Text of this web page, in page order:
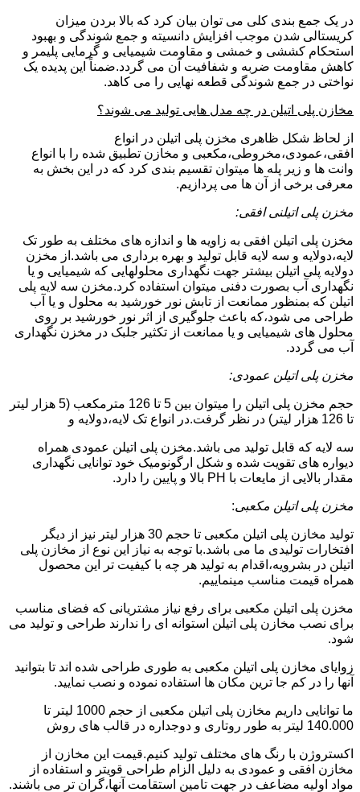
در یک جمع بندی کلی می توان بیان کرد که بالا بردن میزان
کریستالی شدن موجب افزایش دانسیته و جمع شوندگی و بهبود
استحکام کششی و خمشی و مقاومت شیمیایی و گرمایی پلیمر و
کاهش مقاومت ضربه و شفافیت آن می گردد.ضمناً این پدیده یک
نواختی در جمع شوندگی قطعه نهایی را می کاهد.
مخازن پلی اتیلن در چه مدل هایی تولید می شوند؟
از لحاظ شکل ظاهری مخزن پلی اتیلن در انواع
افقی،عمودی،مخروطی،مکعبی و مخازن تطبیق شده را با انواع
وانت ها و زیر پله ها میتوان تقسیم بندی کرد که در این بخش به
معرفی برخی از آن ها می پردازیم.
مخزن پلی اتیلنی افقی:
مخزن پلی اتیلن افقی به زاویه ها و اندازه های مختلف به طور تک
لایه،دولایه و سه لایه قابل تولید و بهره برداری می باشد.از مخزن
دولایه پلی اتیلن بیشتر جهت نگهداری محلولهایی که شیمیایی و یا
نگهداری آب بصورت دفنی میتوان استفاده کرد.مخزن سه لایه پلی
اتیلن که بمنظور ممانعت از تابش نور خورشید به محلول و یا آب
طراحی می شود،که باعث جلوگیری از اثر نور خورشید بر روی
محلول های شیمیایی و یا ممانعت از تکثیر جلبک در مخزن نگهداری
آب می گردد.
مخزن پلی اتیلن عمودی:
حجم مخزن پلی اتیلن را میتوان بین 5 تا 126 مترمکعب (5 هزار لیتر
تا 126 هزار لیتر) در نظر گرفت.در انواع تک لایه،دولایه و
سه لایه که قابل تولید می باشد.مخزن پلی اتیلن عمودی همراه
دیواره های تقویت شده و شکل ارگونومیک خود توانایی نگهداری
مقدار بالایی از مایعات با PH بالا و پایین را دارد.
مخزن پلی اتیلن مکعبی:
تولید مخازن پلی اتیلن مکعبی تا حجم 30 هزار لیتر نیز از دیگر
افتخارات تولیدی ما می باشد.با توجه به نیاز این نوع از مخازن پلی
اتیلن در بشرویه،اقدام به تولید هر چه با کیفیت تر این محصول
همراه قیمت مناسب مینماییم.
مخزن پلی اتیلن مکعبی برای رفع نیاز مشتریانی که فضای مناسب
برای نصب مخازن پلی اتیلن استوانه ای را ندارند طراحی و تولید می
شود.
زوایای مخازن پلی اتیلن مکعبی به طوری طراحی شده اند تا بتوانید
آنها را در کم جا ترین مکان ها استفاده نموده و نصب نمایید.
ما توانایی داریم مخازن پلی اتیلن مکعبی از حجم 1000 لیتر تا
140.000 لیتر به طور روتاری و دوجداره در قالب های روش
اکستروژن با رنگ های مختلف تولید کنیم.قیمت این مخازن از
مخازن افقی و عمودی به دلیل الزام طراحی قویتر و استفاده از
مواد اولیه مضاعف در جهت تامین استقامت آنها،گران تر می باشند.